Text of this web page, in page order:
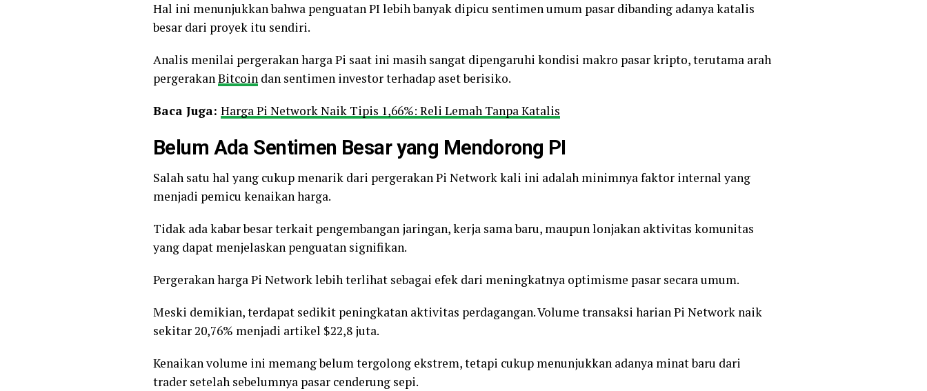
Hal ini menunjukkan bahwa penguatan PI lebih banyak dipicu sentimen umum pasar dibanding adanya katalis
besar dari proyek itu sendiri.
Analis menilai pergerakan harga Pi saat ini masih sangat dipengaruhi kondisi makro pasar kripto, terutama arah
pergerakanBitcoin dan sentimen investor terhadap aset berisiko.
Baca Juga: Harga Pi Network Naik Tipis 1,66%: Reli Lemah Tanpa Katalis
Belum Ada Sentimen Besar yang Mendorong PI
Salah satu hal yang cukup menarik dari pergerakan Pi Network kali ini adalah minimnya faktor internal yang
menjadi pemicu kenaikan harga.
Tidak ada kabar besar terkait pengembangan jaringan, kerja sama baru, maupun lonjakan aktivitas komunitas
yang dapat menjelaskan penguatan signifikan.
Pergerakan harga Pi Network lebih terlihat sebagai efek dari meningkatnya optimisme pasar secara umum.
Meski demikian, terdapat sedikit peningkatan aktivitas perdagangan. Volume transaksi harian Pi Network naik
sekitar 20,76% menjadi artikel $22,8 juta.
Kenaikan volume ini memang belum tergolong ekstrem, tetapi cukup menunjukkan adanya minat baru dari
trader setelah sebelumnya pasar cenderung sepi.